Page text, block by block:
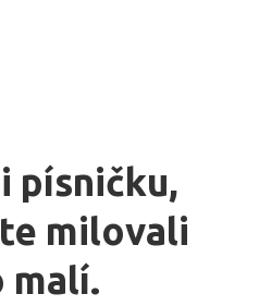
písničku,
milovali
malí.